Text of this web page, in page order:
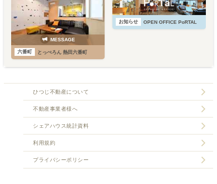
MESSAGE
六番町 とっぺろん 熱田六番町
お知らせ OPEN OFFICE PoRTAL
ひつじ不動産について
不動産事業者様へ
シェアハウス統計資料
利用規約
プライバシーポリシー